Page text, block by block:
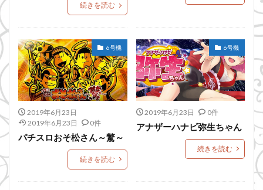
続きを読む
6号機
2019年6月23日
2019年6月23日
0件
パチスロおそ松さん～驚～
続きを読む
6号機
2019年6月23日 0件
アナザーハナビ弥生ちゃん
続きを読む